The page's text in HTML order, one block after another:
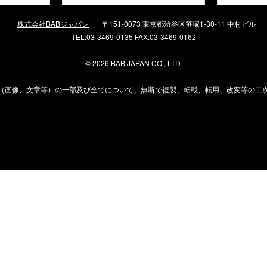
株式会社BABジャパン
〒151-0073 東京都渋谷区笹塚1-30-11 中村ビル
TEL:03-3469-0135 FAX:03-3469-0162
©2026 BAB JAPAN CO., LTD.
画像、文章等）の一部及び全てについて、無断で複製、転載、転用、改変等の二